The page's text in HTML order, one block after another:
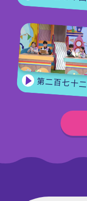
第二百七十二集 - 【玩转星期五】眼力大挑战